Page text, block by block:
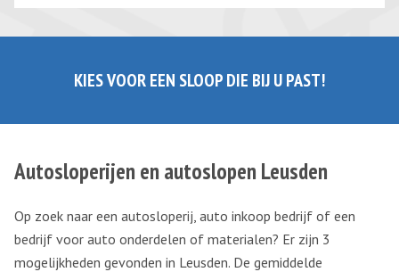
KIES VOOR EEN SLOOP DIE BIJ U PAST!
Autosloperijen en autoslopen Leusden
Op zoek naar een autosloperij, auto inkoop bedrijf of een
bedrijf voor auto onderdelen of materialen? Er zijn 3
mogelijkheden gevonden in Leusden. De gemiddelde